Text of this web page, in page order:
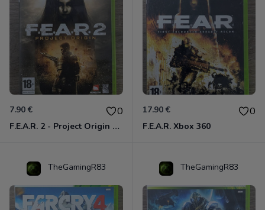
7.90 € 0
F.E.A.R. 2 - Project Origin Xbox 360
17.90 € 0
F.E.A.R. Xbox 360
TheGamingR83 TheGamingR83